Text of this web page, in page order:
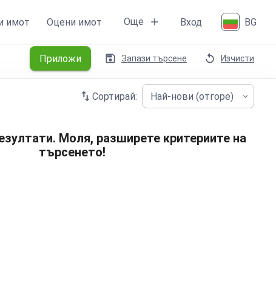
имот Оцени имот Още Вход BG
Приложи Запази търсене Изчисти
Сортирай: Най-нови (отгоре)
Моля, разширете критериите на
търсенето!